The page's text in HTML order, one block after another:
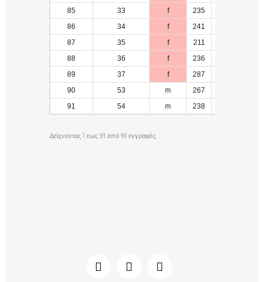
85
33 f 235
86
34 f 241
87
35 f 211
88
36 f 236
89
37 f 287
90
53 m 267
91
54 m 238
Δείχνοντας 1 εως 91 από 91 εγγραφές